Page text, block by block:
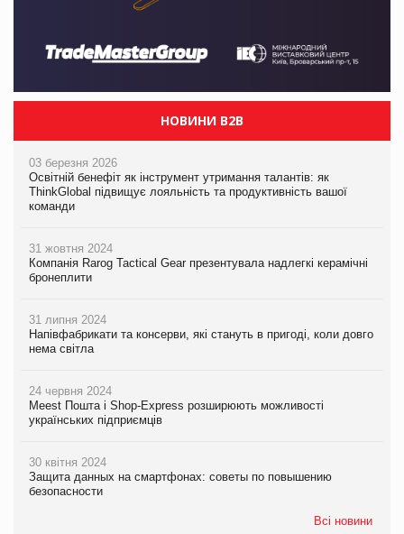
НОВИНИ B2B
03 березня 2026
Освітній бенефіт як інструмент утримання талантів: як
ThinkGlobal підвищує лояльність та продуктивність вашої
команди
31 жовтня 2024
Компанія Rarog Tactical Gear презентувала надлегкі керамічні
бронеплити
31 липня 2024
Напівфабрикати та консерви, які стануть в пригоді, коли довго
нема світла
24 червня 2024
Meest Пошта і Shop-Express розширюють можливості
українських підприємців
30 квітня 2024
Защита данных на смартфонах: советы по повышению
безопасности
Всі новини